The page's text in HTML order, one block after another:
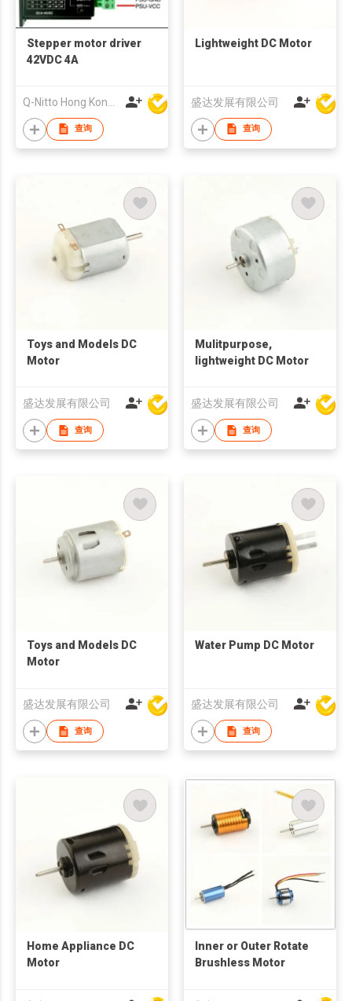
Stepper motor driver
42VDC 4A
查询
Lightweight DC Motor
盛达发展有限公司
查询
Toys and Models DC
Motor
盛达发展有限公司
查询
Mulitpurpose,
lightweight DC Motor
盛达发展有限公司
查询
Toys and Models DC
Motor
盛达发展有限公司
查询
Water Pump DC Motor
盛达发展有限公司
查询
Home Appliance DC
Motor
Inner or Outer Rotate
Brushless Motor